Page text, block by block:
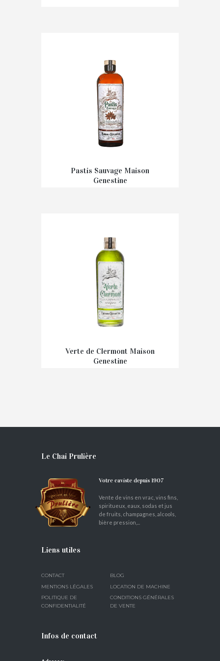
Pastis Sauvage Maison
Genestine
Verte de Clermont Maison
Genestine
Le Chai Prulière
Votre caviste depuis 1907
Vente de vins en vrac, vins fins,
spiritueux, eaux, sodas et jus
de fruits, champagnes, alcools,
bière pression,...
Liens utiles
CONTACT
BLOG
MENTIONS LÉGALES
LOCATION DE MACHINE
POLITIQUE DE
CONFIDENTIALITÉ
CONDITIONS GÉNÉRALES
DE VENTE
Infos de contact